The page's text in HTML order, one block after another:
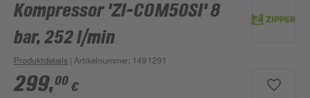
Kompressor 'ZI-COM50SI' 8
bar, 252 l/min
Produktdetails | Artikelnummer: 1491291
299,00 €